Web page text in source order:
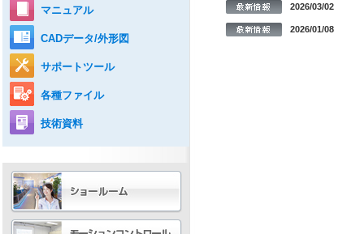
2026/03/02
2026/01/08
マニュアル
CADデータ/外形図
サポートツール
各種ファイル
技術資料